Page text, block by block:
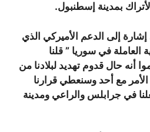
بمدينة إسطنبول.
إلى الدعم الأميركي الذي
العاملة في سوريا ” قلنا
أنه حال قدوم تهديد لبلادنا من
مع أحد وسنعطي قرارنا
في جرابلس والراعي ومدينة